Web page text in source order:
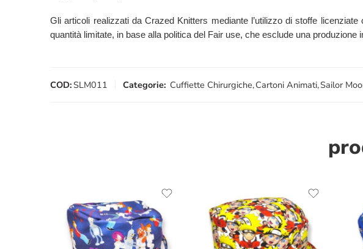
Gli articoli realizzati da Crazed Knitters mediante l’utilizzo di stoffe
quantità limitate, in base alla politica del Fair use, che esclude una produzione
COD: SLM011 Categorie: Cuffiette Chirurgiche,Cartoni Animati,Sailor